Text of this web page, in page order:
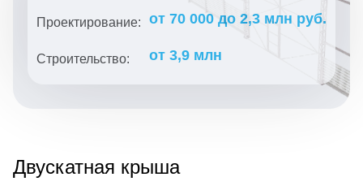
Проектирование: от 70 000 до 2,3 млн руб.
Строительство: от 3,9 млн
Двускатная крыша